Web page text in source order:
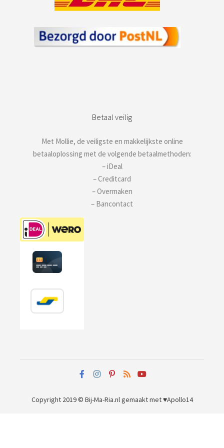
Betaal veilig
Met Mollie, de veiligste en makkelijkste online
betaaloplossing met de volgende betaalmethoden:
– iDeal
– Creditcard
– Overmaken
– Bancontact
Copyright 2019 © Bij-Ma-Ria.nlgemaakt met ♥Apollo14